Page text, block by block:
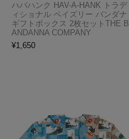
ハバハンク HAV-A-HANK トラデ
ィショナル ペイズリー バンダナ
ギフトボックス 2枚セットTHE B
ANDANNA COMPANY
¥1,650